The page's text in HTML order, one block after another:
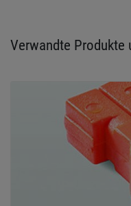
Verwandte Produkte